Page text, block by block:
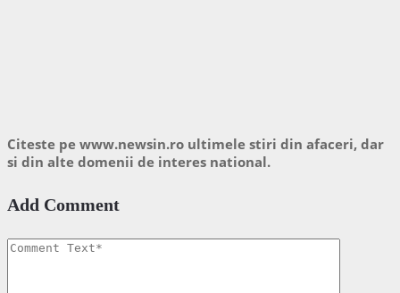
Citeste pe www.newsin.ro ultimele stiri din afaceri, dar
si din alte domenii de interes national.
Add Comment